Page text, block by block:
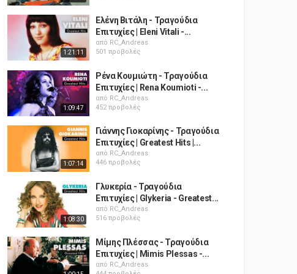
1:21:11
Ελένη Βιτάλη - Τραγούδια
Επιτυχίες | Eleni Vitali -...
από RC_Andreas
501 προβολές
1:09:47
Ρένα Κουμιώτη - Τραγούδια
Επιτυχίες | Rena Koumioti -...
από RC_Andreas
452 προβολές
1:07:14
Γιάννης Γιοκαρίνης - Τραγούδια
Επιτυχίες | Greatest Hits |...
από RC_Andreas
446 προβολές
1:08:30
Γλυκερία - Τραγούδια
Επιτυχίες | Glykeria - Greatest...
από RC_Andreas
516 προβολές
Μίμης Πλέσσας - Τραγούδια
Επιτυχίες | Mimis Plessas -...
από RC_Andreas